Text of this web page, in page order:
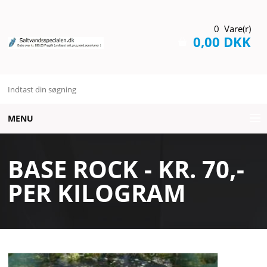
0 Vare(r)
0,00 DKK
MENU
BELYSNING
BASE ROCK - KR. 70,-
PER KILOGRAM